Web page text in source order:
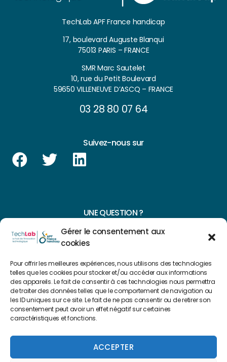
Gérer le consentement aux
cookies
Pour offrir les meilleures expériences, nous utilisons des technologies
telles que les cookies pour stocker et/ou accéder aux informations
des appareils. Le fait de consentir à ces technologies nous permettra
de traiter des données telles que le comportement de navigation ou
les ID uniques sur ce site. Le fait de ne pas consentir ou de retirer son
consentement peut avoir un effet négatif sur certaines
caractéristiques et fonctions.
ACCEPTER
TechLab APF France handicap
17, boulevard Auguste Blanqui
75013 PARIS – FRANCE
SMR Marc Sautelet
10, rue du Petit Boulevard
59650 VILLENEUVE D’ASCQ – FRANCE
03 28 80 07 64
Suivez-nous sur
UNE QUESTION ?
CONTACTEZ-NOUS
NAVIGUER SUR NOTRE SITE
Plan du site
FAIRE UN DON
Copyright 2022 © Créé par